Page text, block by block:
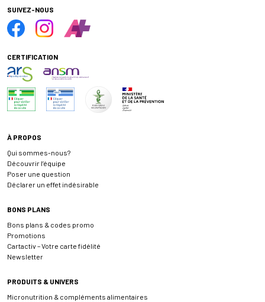
SUIVEZ-NOUS
CERTIFICATION
À PROPOS
Qui sommes-nous?
Découvrir l’équipe
Poser une question
Déclarer un effet indésirable
BONS PLANS
Bons plans & codes promo
Promotions
Cartactiv – Votre carte fidélité
Newsletter
PRODUITS & UNIVERS
Micronutrition & compléments alimentaires